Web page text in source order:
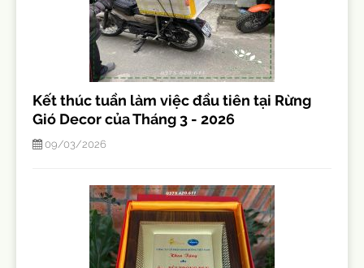
Kết thúc tuần làm việc đầu tiên tại Rừng
Gió Decor của Tháng 3 - 2026
09/03/2026